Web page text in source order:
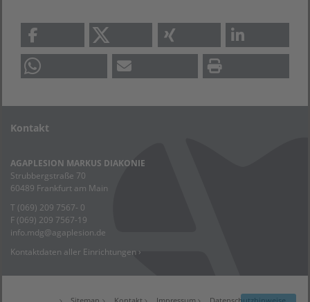
Kontakt
AGAPLESION MARKUS DIAKONIE
Strubbergstraße 70
60489 Frankfurt am Main
T (069) 209 7567- 0
F (069) 209 7567-19
info.mdg@agaplesion.de
Kontaktdaten aller Einrichtungen ›